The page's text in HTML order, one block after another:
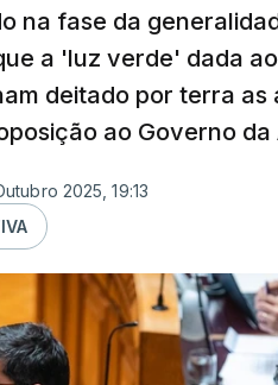
na fase da
a 'luz verde' dada
deitado por terra as
ao Governo da
2025, 19:13